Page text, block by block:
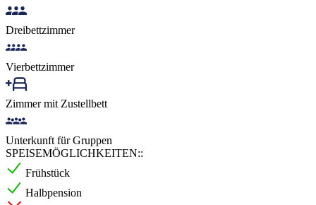
Dreibettzimmer
Vierbettzimmer
Zimmer mit Zustellbett
Unterkunft für Gruppen
SPEISEMÖGLICHKEITEN::
Frühstück
Halbpension